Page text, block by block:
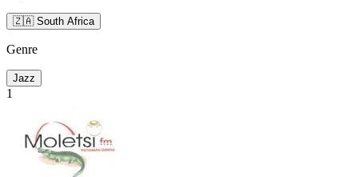
🇿🇦 South Africa
Genre
Jazz
1